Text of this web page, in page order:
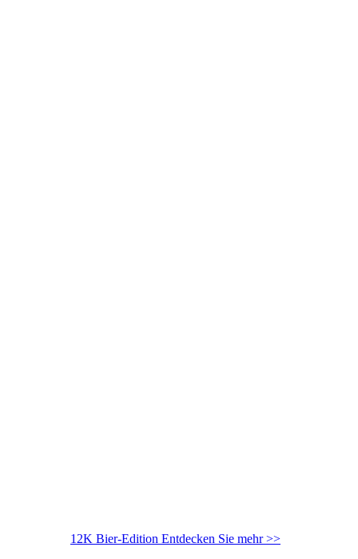
12K Bier-Edition Entdecken Sie mehr >>